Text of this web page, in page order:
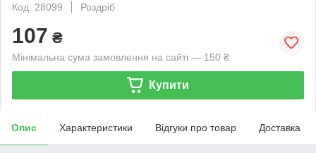
Код: 28099
Роздріб
107 ₴
Мінімальна сума замовлення на сайті — 150 ₴
Купити
Опис Характеристики Відгуки про товар Доставка